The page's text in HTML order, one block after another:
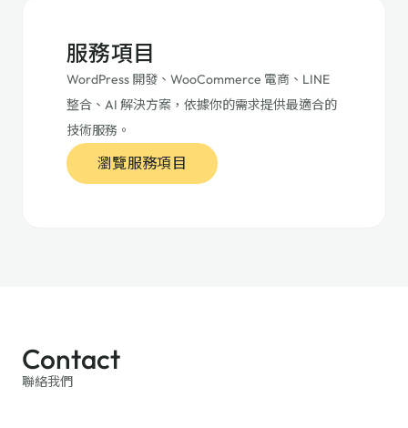
服務項目
WordPress 開發、WooCommerce 電商、LINE
整合、AI 解決方案，依據你的需求提供最適合的
技術服務。
瀏覽服務項目
Contact
聯絡我們